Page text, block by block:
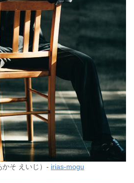
かそ えいじ）- irias-mogu